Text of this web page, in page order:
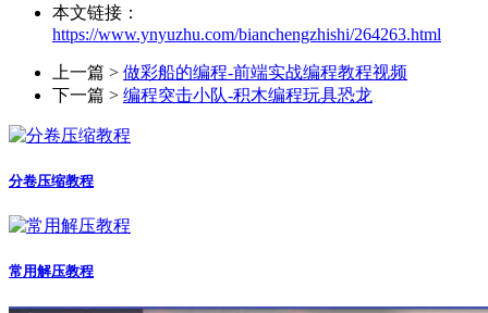
本文链接：
https://www.ynyuzhu.com/bianchengzhishi/264263.html
上一篇 > 做彩船的编程-前端实战编程教程视频
下一篇 > 编程突击小队-积木编程玩具恐龙
分卷压缩教程
常用解压教程